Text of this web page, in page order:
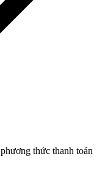
thức thanh toán